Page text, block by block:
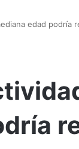
edad podría